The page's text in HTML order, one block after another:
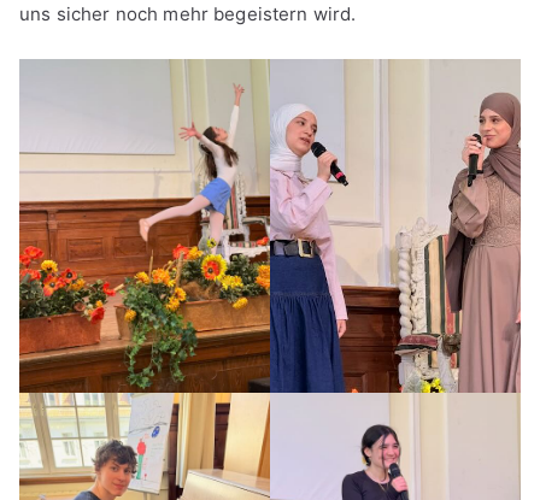
uns sicher noch mehr begeistern wird.